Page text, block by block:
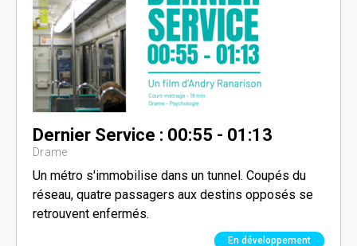
Dernier Service : 00:55 - 01:13
Drame
Un métro s'immobilise dans un tunnel. Coupés du
réseau, quatre passagers aux destins opposés se
retrouvent enfermés.
En développement